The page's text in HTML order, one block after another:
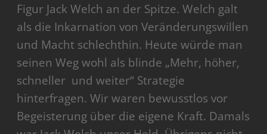
Figur Jack Welch an der Spitze. Welch galt
als die Inkarnation von Veränderungswillen
und Macht schlechthin. Heute würde man
seinen Weg wohl als blinde „Mehr, höher,
schneller und weiter“ Strategie
hinterfragen. Wir waren bewusstlos vor
Begeisterung über die eigene Kraft. Damals